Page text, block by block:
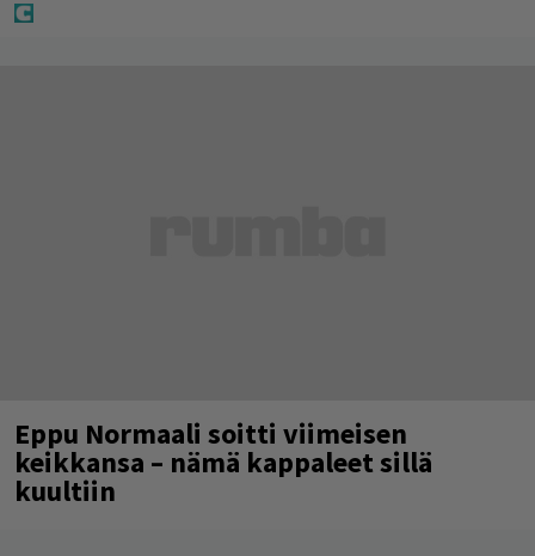
Eppu Normaali soitti viimeisen
keikkansa – nämä kappaleet sillä
kuultiin